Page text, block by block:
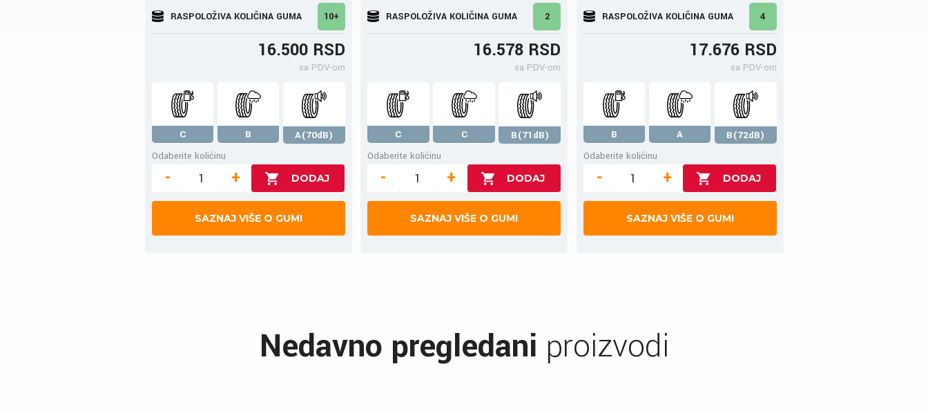
RASPOLOŽIVA KOLIČINA GUMA 10+
16.500 RSD
sa PDV-om
C B
A(70dB)
Odaberite količinu
- +
SAZNAJ VIŠE O GUMI
RASPOLOŽIVA KOLIČINA GUMA 2
16.578 RSD
sa PDV-om
C C
B(71dB)
Odaberite količinu
- +
SAZNAJ VIŠE O GUMI
RASPOLOŽIVA KOLIČINA GUMA 4
17.676 RSD
sa PDV-om
B A
B(72dB)
Odaberite količinu
- +
SAZNAJ VIŠE O GUMI
Nedavno pregledani proizvodi